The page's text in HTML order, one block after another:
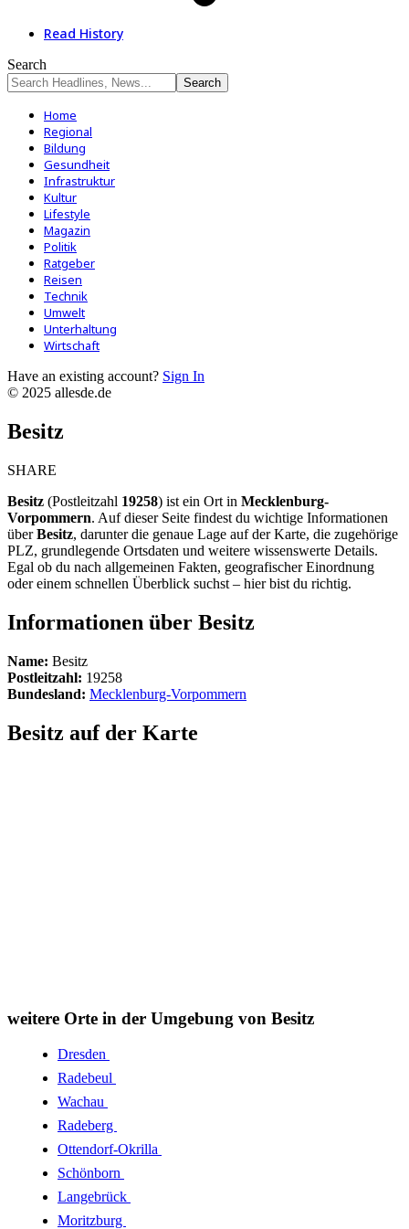
Read History
Search
Home
Regional
Bildung
Gesundheit
Infrastruktur
Kultur
Lifestyle
Magazin
Politik
Ratgeber
Reisen
Technik
Umwelt
Unterhaltung
Wirtschaft
Have an existing account? Sign In
© 2025 allesde.de
Besitz
SHARE
Besitz (Postleitzahl 19258) ist ein Ort in Mecklenburg-
Vorpommern. Auf dieser Seite findest du wichtige Informationen
überBesitz, darunter die genaue Lage auf der Karte, die zugehörige
PLZ, grundlegende Ortsdaten und weitere wissenswerte Details.
Egal ob du nach allgemeinen Fakten, geografischer Einordnung
oder einem schnellen Überblick suchst – hier bist du richtig.
Informationen über Besitz
Name: Besitz
Postleitzahl: 19258
Bundesland: Mecklenburg-Vorpommern
Besitz auf der Karte
weitere Orte in der Umgebung von Besitz
Dresden
Radebeul
Wachau
Radeberg
Ottendorf-Okrilla
Schönborn
Langebrück
Moritzburg